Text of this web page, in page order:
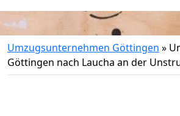
Umzugsunternehmen Göttingen »
Göttingen nach Laucha an der